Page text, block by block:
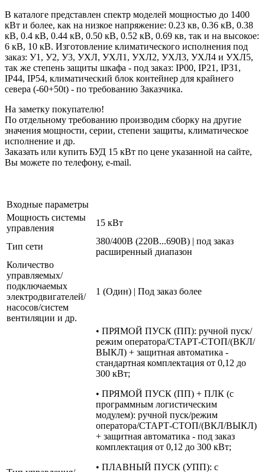
В каталоге представлен спектр моделей мощностью до 1400
кВт и более, как на низкое напряжение: 0.23 кв, 0.36 кВ, 0.38
кВ, 0.4 кВ, 0.44 кВ, 0.50 кВ, 0.52 кВ, 0.69 кв, так и на высокое:
6 кВ, 10 кВ. Изготовление климатического исполнения под
заказ: У1, У2, У3, УХЛ, УХЛ1, УХЛ2, УХЛ3, УХЛ4 и УХЛ5,
так же степень защиты шкафа - под заказ: IP00, IP21, IP31,
IP44, IP54, климатический блок контейнер для крайнего
севера (-60+50t) - по требованию Заказчика.
На заметку покупателю!
По отдельному требованию производим сборку на другие
значения мощности, серии, степени защиты, климатическое
исполнение и др.
Заказать или купить БУД 15 кВт по цене указанной на сайте,
Вы можете по телефону, e-mail.
Входные параметры
Мощность системы
управления
15 кВт
Тип сети
380/400В (220В...690В) | под заказ
расширенный диапазон
Количество
управляемых/
подключаемых
электродвигателей/
насосов/систем
вентиляции и др.
1 (Один) | Под заказ более
• ПРЯМОЙ ПУСК (ПП): ручной пуск/
режим оператора/СТАРТ-СТОП/(ВКЛ/
ВЫКЛ) + защитная автоматика -
стандартная комплектация от 0,12 до
300 кВт;
• ПРЯМОЙ ПУСК (ПП) + ПЛК (с
программным логистическим
модулем): ручной пуск/режим
оператора/СТАРТ-СТОП/(ВКЛ/ВЫКЛ)
+ защитная автоматика - под заказ
комплектация от 0,12 до 300 кВт;
• ПЛАВНЫЙ ПУСК (УПП): с